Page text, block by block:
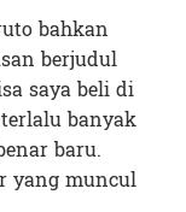
bahkan
berjudul
saya beli di
banyak
baru.
yang muncul